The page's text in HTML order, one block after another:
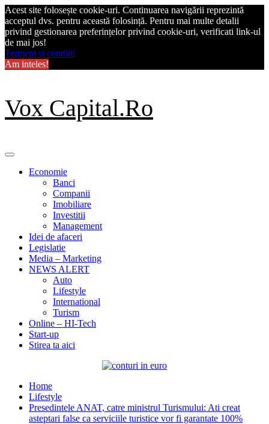
Acest site folosește cookie-uri. Continuarea navigării reprezintă
acceptul dvs. pentru această folosință. Pentru mai multe detalii
privind gestionarea preferințelor privind cookie-uri, verificati link-ul
de mai jos!
Termeni si conditii
Am inteles!
Skip
to
content
Vox Capital.Ro
Primary
Economie
Banci
Companii
Imobiliare
Investitii
Management
Idei de afaceri
Legislatie
Media – Marketing
NEWS ALERT
Auto
Lifestyle
International
Turism
Online – HI-Tech
Start-up
Stirea ta aici
Home
Lifestyle
Presedintele ANAT, catre ministrul Turismului: Ati creat
asteptari false ca serviciile turistice vor fi garantate 100%